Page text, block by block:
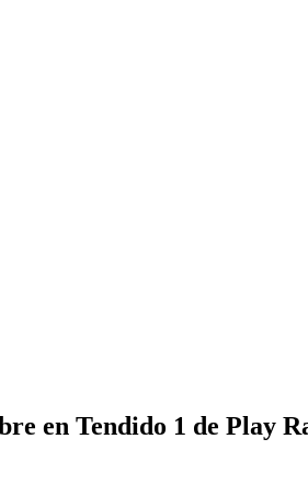
en Tendido 1 de Play